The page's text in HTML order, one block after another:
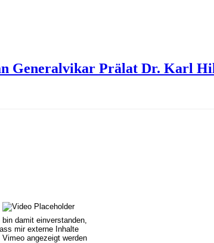
Generalvikar Prälat Dr. Karl
bin damit einverstanden,
mir externe Inhalte
Vimeo angezeigt werden